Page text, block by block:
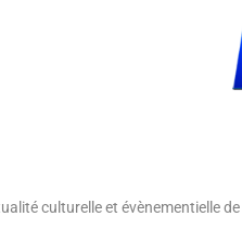
culturelle et évènementielle